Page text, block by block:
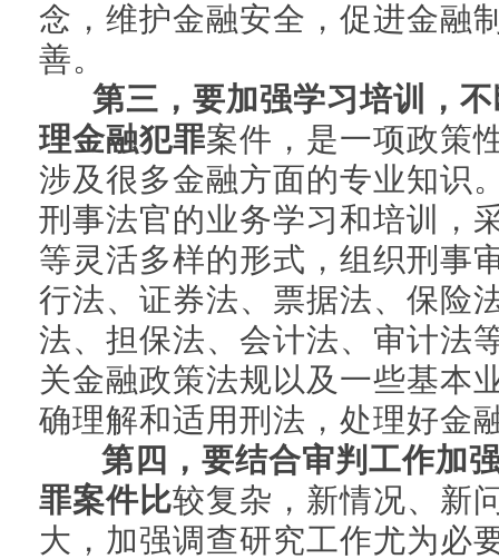
念，维护金融安全，促进金融
善。
第三，要加强学习培训，
理金融犯罪案件，是一项政策
涉及很多金融方面的专业知识
刑事法官的业务学习和培训，
等灵活多样的形式，组织刑事
行法、证券法、票据法、保险
法、担保法、会计法、审计法
关金融政策法规以及一些基本
确理解和适用刑法，处理好金
第四，要结合审判工作加
罪案件比较复杂，新情况、新
大，加强调查研究工作尤为必